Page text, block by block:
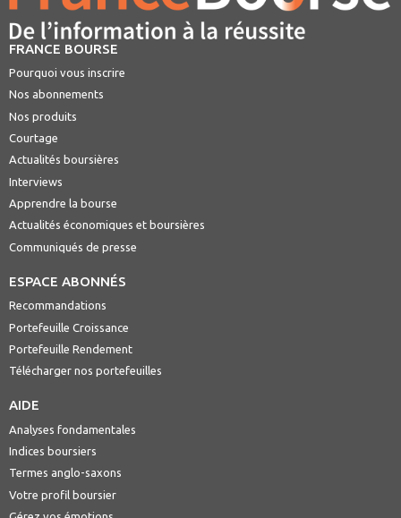
FRANCE BOURSE
Pourquoi vous inscrire
Nos abonnements
Nos produits
Courtage
Actualités boursières
Interviews
Apprendre la bourse
Actualités économiques et boursières
Communiqués de presse
ESPACE ABONNÉS
Recommandations
Portefeuille Croissance
Portefeuille Rendement
Télécharger nos portefeuilles
AIDE
Analyses fondamentales
Indices boursiers
Termes anglo-saxons
Votre profil boursier